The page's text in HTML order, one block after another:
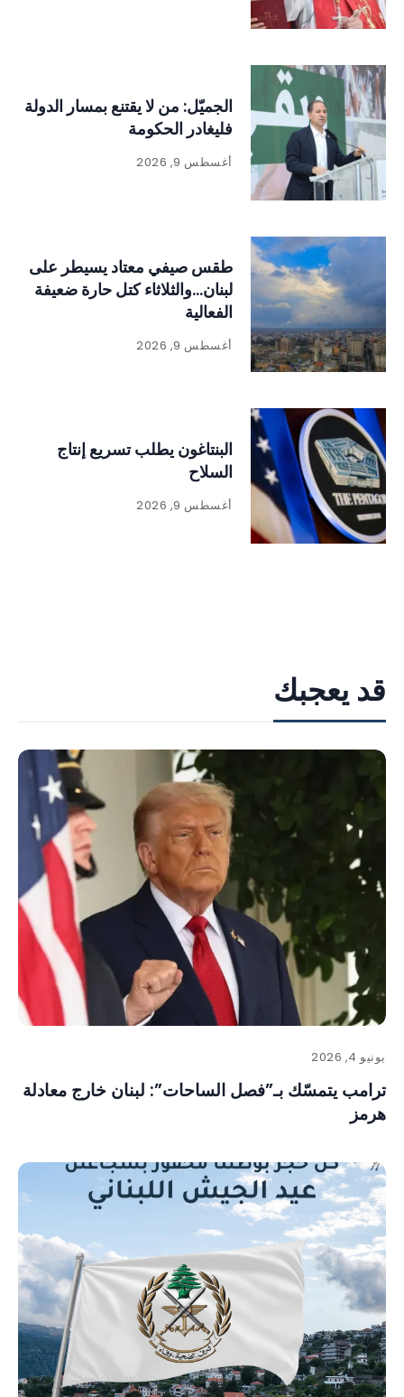
الجميّل: من لا يقتنع بمسار الدولة
فليغادر الحكومة
أغسطس 9, 2026
طقس صيفي معتاد يسيطر على
لبنان…والثلاثاء كتل حارة ضعيفة
الفعالية
أغسطس 9, 2026
البنتاغون يطلب تسريع إنتاج
السلاح
أغسطس 9, 2026
قد يعجبك
يونيو 4, 2026
ترامب يتمسّك بـ”فصل الساحات”: لبنان خارج معادلة
هرمز